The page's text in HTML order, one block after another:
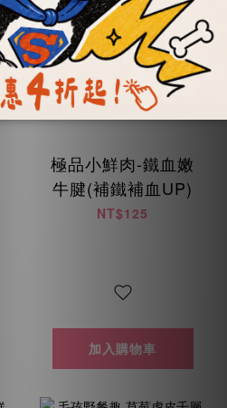
極品小鮮肉-鐵血嫩
牛腱(補鐵補血UP)
NT$125
加入購物車